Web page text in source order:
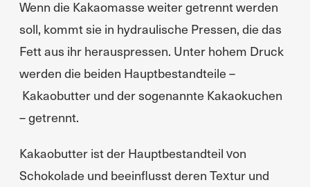
Wenn die Kakaomasse weiter getrennt werden
soll, kommt sie in hydraulische Pressen, die das
Fett aus ihr herauspressen. Unter hohem Druck
werden die beiden Hauptbestandteile –
Kakaobutter und der sogenannte Kakaokuchen
– getrennt.
Kakaobutter ist der Hauptbestandteil von
Schokolade und beeinflusst deren Textur und